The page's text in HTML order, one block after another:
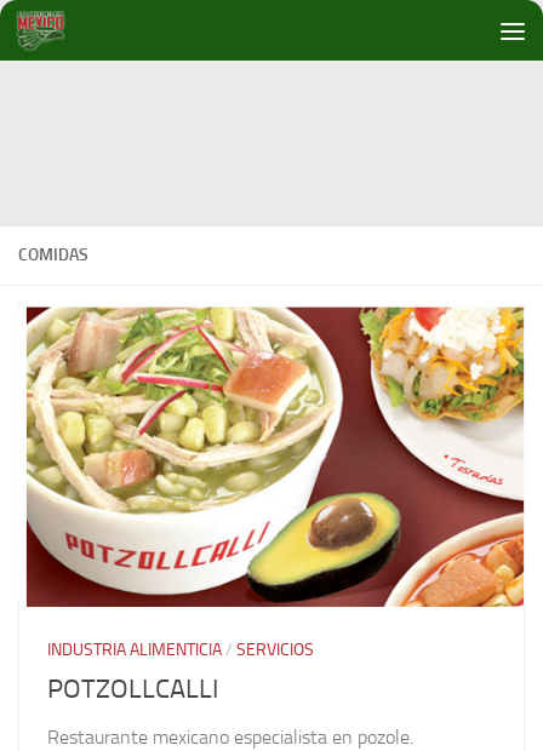
Debajo del contenido
COMIDAS
INDUSTRIA ALIMENTICIA/ SERVICIOS
POTZOLLCALLI
Restaurante mexicano especialista en pozole.